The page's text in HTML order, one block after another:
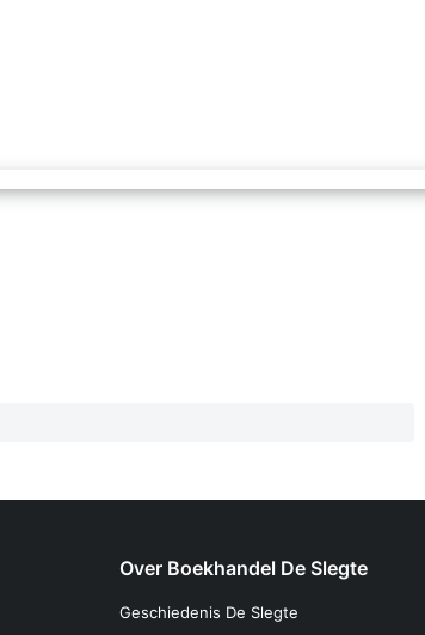
Over Boekhandel De Slegte
Geschiedenis De Slegte